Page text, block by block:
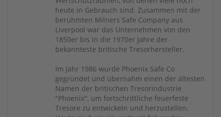
heute in Gebrauch sind. Zusammen mit der
berühmten Milners Safe Company aus
Liverpool war das Unternehmen von den
1850er bis in die 1970er Jahre der
bekannteste britische Tresorhersteller.
Im Jahr 1986 wurde Phoenix Safe Co
gegründet und übernahm einen der ältesten
Namen der britischen Tresorindustrie
"Phoenix", um fortschrittliche feuerfeste
Tresore zu entwickeln und herzustellen.